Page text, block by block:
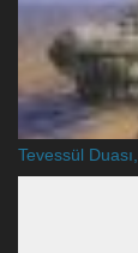
Tevessül